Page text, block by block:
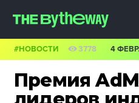
Премия
#НОВОСТИ 3778 4